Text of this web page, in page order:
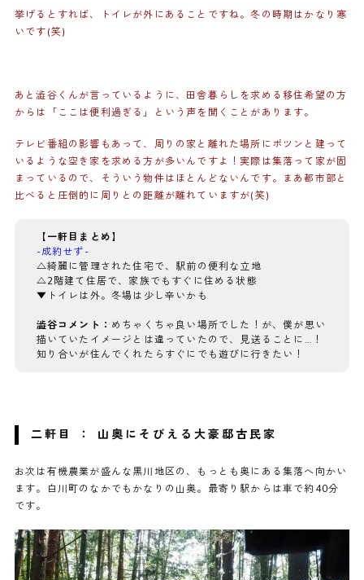
挙げるとすれば、トイレが外にあることですね。冬の時期はかなり寒
いです(笑)
あと澁谷くんが言っているように、田舎暮らしを求める移住希望の方
からは「ここは便利過ぎる」という声を聞くことがあります。
テレビ番組の影響もあって、周りの家と離れた場所にポツンと建って
いるような空き家を求める方が多いんですよ！実際は集落って家が固
まっているので、そういう物件はほとんどないんです。まあ都市部と
比べると圧倒的に周りとの距離が離れていますが(笑)
【一軒目まとめ】
-成約せず-
△綺麗に管理された住宅で、駅前の便利な立地
△2階建て住居で、家族でもすぐに住める状態
▼トイレは外。冬場は少し辛いかも
澁谷コメント： めちゃくちゃ良い場所でした！が、僕が思い
描いていたイメージとは違っていたので、見送ることに…！
知り合いが住んでくれたらすぐにでも遊びに行きたい！
二軒目 ： 山奥にそびえる大豪邸古民家
お次は有機農業が盛んな黒川地区の、もっとも奥にある集落へ向かい
ます。白川町のなかでもかなりの山奥。最寄り駅からは車で約40分
です。